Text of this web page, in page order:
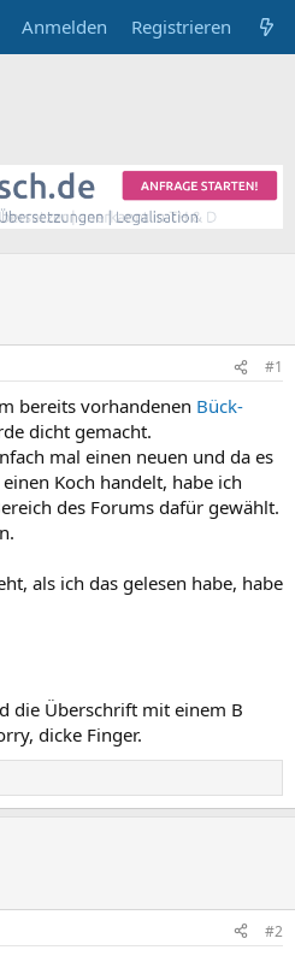
Anmelden Registrieren
#1
bereits vorhandenen Bück-
dicht gemacht.
mal einen neuen und da es
Koch handelt, habe ich
des Forums dafür gewählt.
als ich das gelesen habe, habe
die Überschrift mit einem B
dicke Finger.
#2